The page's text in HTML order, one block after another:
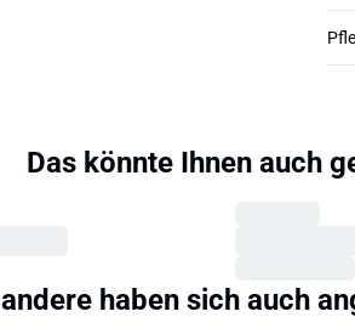
Das könnte Ihnen auch
andere haben sich auch